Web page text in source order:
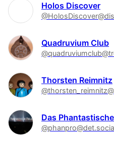
Holos Discover
Quadruvium Club
Thorsten Reimnitz
Das